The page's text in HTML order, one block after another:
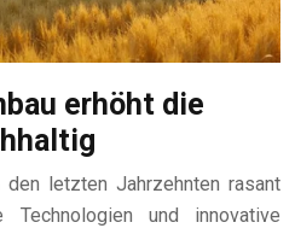
erhöht die
letzten Jahrzehnten rasant
Technologien und innovative